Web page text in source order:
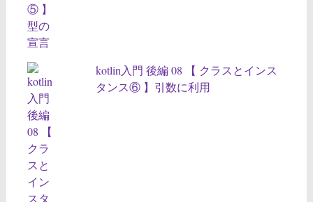
kotlin入門 後編 08 【 クラスとインス
タンス⑥ 】引数に利用